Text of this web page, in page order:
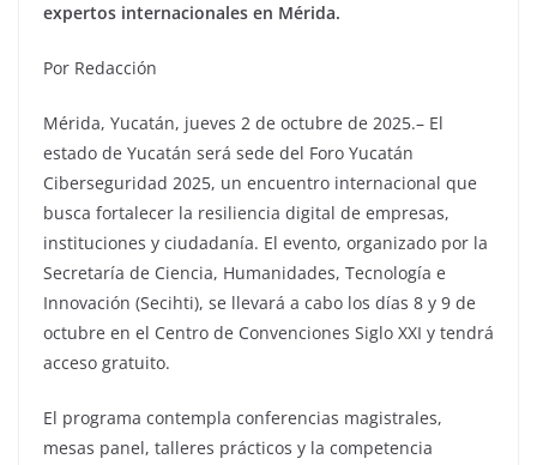
expertos internacionales en Mérida.
Por Redacción
Mérida, Yucatán, jueves 2 de octubre de 2025.– El
estado de Yucatán será sede del Foro Yucatán
Ciberseguridad 2025, un encuentro internacional que
busca fortalecer la resiliencia digital de empresas,
instituciones y ciudadanía. El evento, organizado por la
Secretaría de Ciencia, Humanidades, Tecnología e
Innovación (Secihti), se llevará a cabo los días 8 y 9 de
octubre en el Centro de Convenciones Siglo XXI y tendrá
acceso gratuito.
El programa contempla conferencias magistrales,
mesas panel, talleres prácticos y la competencia